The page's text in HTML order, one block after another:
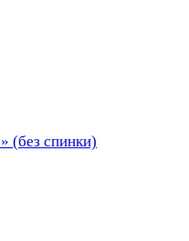
(без спинки)